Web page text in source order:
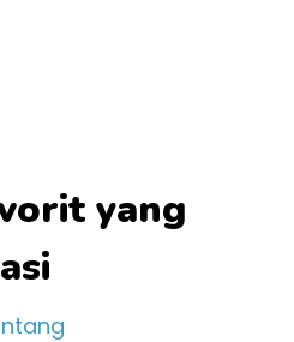
yang